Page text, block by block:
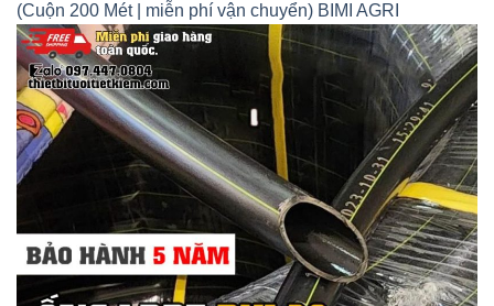
(Cuộn 200 Mét | miễn phí vận chuyển) BIMI AGRI